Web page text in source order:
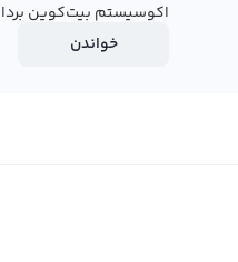
اکوسیستم بیت‌کوین
خواندن